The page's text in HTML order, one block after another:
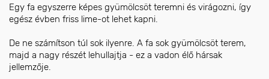
Egy fa egyszerre képes gyümölcsöt teremni és virágozni, így
egész évben friss lime-ot lehet kapni.
De ne számítson túl sok ilyenre. A fa sok gyümölcsöt terem,
majd a nagy részét lehullajtja - ez a vadon élő hársak
jellemzője.